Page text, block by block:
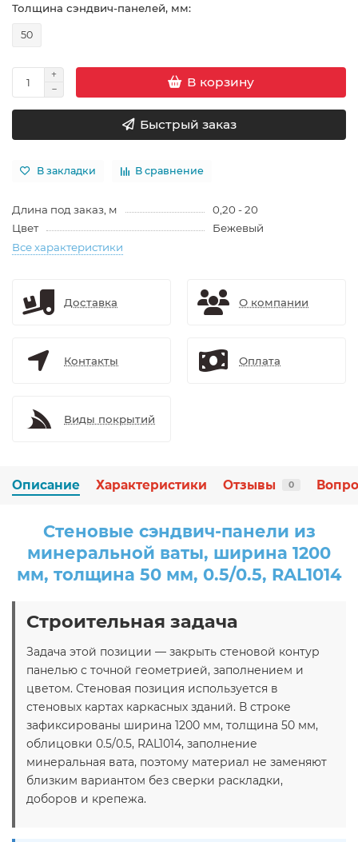
Толщина сэндвич-панелей, мм:
50
В корзину
Быстрый заказ
В закладки В сравнение
Длина под заказ, м
0,20 - 20
Цвет
Бежевый
Все характеристики
Доставка О компании
Контакты Оплата
Виды покрытий
Описание Характеристики Отзывы 0
Стеновые сэндвич-панели из
минеральной ваты, ширина 1200
мм, толщина 50 мм, 0.5/0.5, RAL1014
Строительная задача
Задача этой позиции — закрыть стеновой контур
панелью с точной геометрией, заполнением и
цветом. Стеновая позиция используется в
стеновых картах каркасных зданий. В строке
зафиксированы ширина 1200 мм, толщина 50 мм,
облицовки 0.5/0.5, RAL1014, заполнение
минеральная вата, поэтому материал не заменяют
близким вариантом без сверки раскладки,
доборов и крепежа.